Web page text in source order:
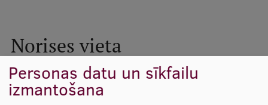
Sagatavošanas kursi
Profesionālās pilnveides kursi
Norises vieta
Personas datu un sīkfailu
izmantošana